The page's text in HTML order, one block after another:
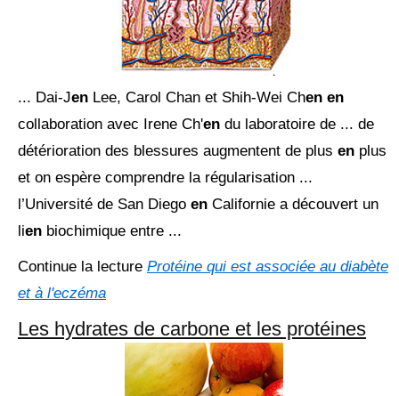
... Dai-Jen Lee, Carol Chan et Shih-Wei Chen en
collaboration avec Irene Ch'en du laboratoire de ... de
détérioration des blessures augmentent de plus en plus
et on espère comprendre la régularisation ...
l’Université de San Diego en Californie a découvert un
lien biochimique entre ...
Continue la lecture Protéine qui est associée au diabète
et à l'eczéma
Les hydrates de carbone et les protéines